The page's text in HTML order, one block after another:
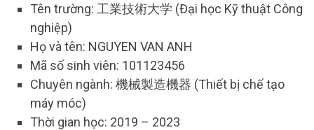
Tên trường: 工業技術大学 (Đại học Kỹ thuật Công
nghiệp)
Họ và tên: NGUYEN VAN ANH
Mã số sinh viên: 101123456
Chuyên ngành: 機械製造機器 (Thiết bị chế tạo
máy móc)
Thời gian học: 2019 – 2023